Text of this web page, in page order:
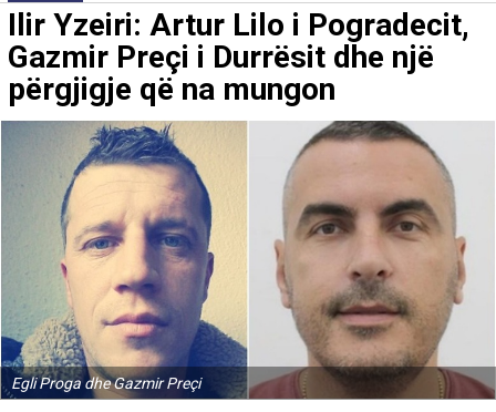
Ilir Yzeiri: Artur Lilo i Pogradecit,
Gazmir Preçi i Durrësit dhe një
përgjigje që na mungon
Egli Proga dhe Gazmir Preçi